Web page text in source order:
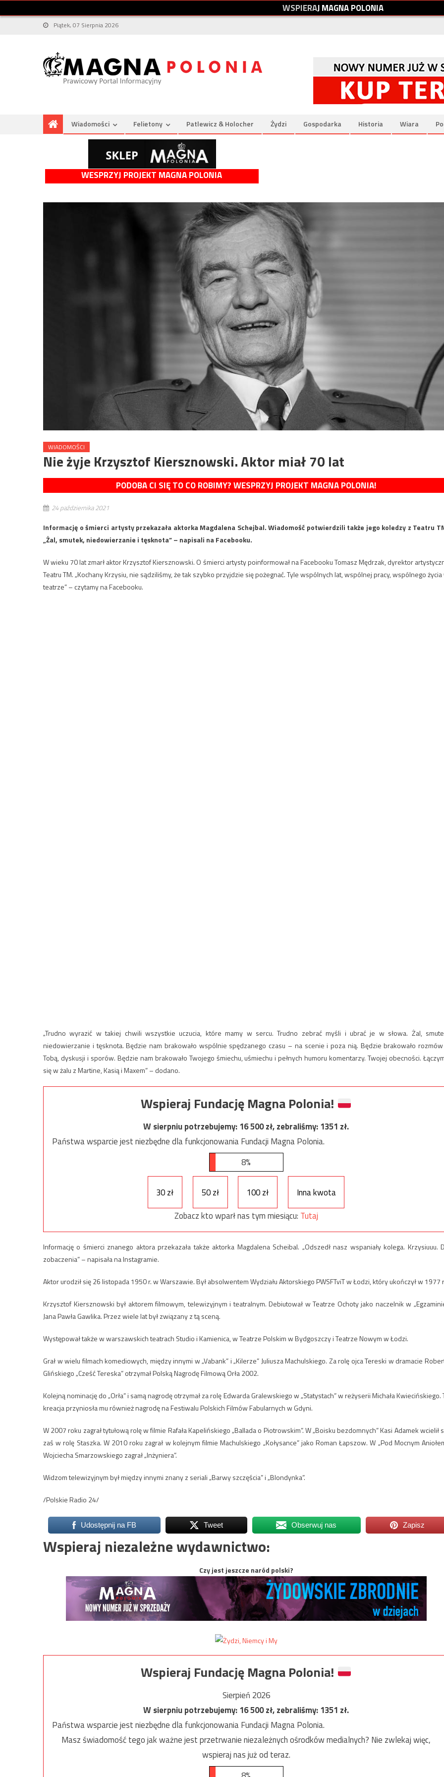
WSPIERAJMAGNAPOLONIA
Piątek, 07 Sierpnia 2026
Wiadomości Felietony Patlewicz & Holocher Żydzi Gospodarka Historia Wiara
WESPRZYJ PROJEKT MAGNA POLONIA
WIADOMOŚCI
Nie żyje Krzysztof Kiersznowski. Aktor miał 70 lat
PODOBA CI SIĘ TO CO ROBIMY? WESPRZYJ PROJEKT MAGNA POLONIA!
24 października 2021
Informację o śmierci artysty przekazała aktorka Magdalena Schejbal. Wiadomość potwierdzili także jego koledzy z Teatru
„Żal, smutek, niedowierzanie i tęsknota” – napisali na Facebooku.
W wieku 70 lat zmarł aktor Krzysztof Kiersznowski. O śmierci artysty poinformował na Facebooku Tomasz Mędrzak, dyrektor
Teatru TM. „Kochany Krzysiu, nie sądziliśmy, że tak szybko przyjdzie się pożegnać. Tyle wspólnych lat, wspólnej pracy, wspólnego życia
teatrze” – czytamy na Facebooku.
„Trudno wyrazić w takiej chwili wszystkie uczucia, które mamy w sercu. Trudno zebrać myśli i ubrać je w słowa. Żal,
niedowierzanie i tęsknota. Będzie nam brakowało wspólnie spędzanego czasu – na scenie i poza nią. Będzie brakowało
Tobą, dyskusji i sporów. Będzie nam brakowało Twojego śmiechu, uśmiechu i pełnych humoru komentarzy. Twojej obecności.
się w żalu z Martine, Kasią i Maxem” – dodano.
Wspieraj Fundację Magna Polonia!
W sierpniu potrzebujemy:16 500zł, zebraliśmy:1351 zł.
Państwa wsparcie jest niezbędne dla funkcjonowania Fundacji Magna Polonia.
8%
30 zł 50 zł 100 zł
Inna kwota
Zobacz kto wparł nas tym miesiącu: Tutaj
Informację o śmierci znanego aktora przekazała także aktorka Magdalena Scheibal. „Odszedł nasz wspaniały kolega. Krzysiuuu.
zobaczenia” – napisała na Instagramie.
Aktor urodził się 26 listopada 1950 r. w Warszawie. Był absolwentem Wydziału Aktorskiego PWSFTviT w Łodzi, który ukończył w 1977
Krzysztof Kiersznowski był aktorem filmowym, telewizyjnym i teatralnym. Debiutował w Teatrze Ochoty jako naczelnik w
Jana Pawła Gawlika. Przez wiele lat był związany z tą sceną.
Występował także w warszawskich teatrach Studio i Kamienica, w Teatrze Polskim w Bydgoszczy i Teatrze Nowym w Łodzi.
Grał w wielu filmach komediowych, między innymi w „Vabank” i „Kilerze” Juliusza Machulskiego. Za rolę ojca Tereski w dramacie
Glińskiego „Cześć Tereska” otrzymał Polską Nagrodę Filmową Orła 2002.
Kolejną nominację do „Orła” i samą nagrodę otrzymał za rolę Edwarda Gralewskiego w „Statystach” w reżyserii Michała Kwiecińskiego.
kreacja przyniosła mu również nagrodę na Festiwalu Polskich Filmów Fabularnych w Gdyni.
W 2007 roku zagrał tytułową rolę w filmie Rafała Kapelińskiego „Ballada o Piotrowskim”. W „Boisku bezdomnych” Kasi Adamek wcielił
zaś w rolę Staszka. W 2010 roku zagrał w kolejnym filmie Machulskiego „Kołysance” jako Roman Łapszow. W „Pod Mocnym
Wojciecha Smarzowskiego zagrał „Inżyniera”.
Widzom telewizyjnym był między innymi znany z seriali „Barwy szczęścia” i „Blondynka”.
/Polskie Radio 24/
Udostępnij na FB Tweet Obserwuj nas Zapisz
Wspieraj niezależne wydawnictwo:
Czy jest jeszcze naród polski?
Wspieraj Fundację Magna Polonia!
Sierpień 2026
W sierpniu potrzebujemy:16 500zł, zebraliśmy:1351 zł.
Państwa wsparcie jest niezbędne dla funkcjonowania Fundacji Magna Polonia.
Masz świadomość tego jak ważne jest przetrwanie niezależnych ośrodków medialnych? Nie zwlekaj więc,
wspieraj nas już od teraz.